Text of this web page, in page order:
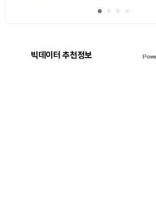
빅데이터 추천정보